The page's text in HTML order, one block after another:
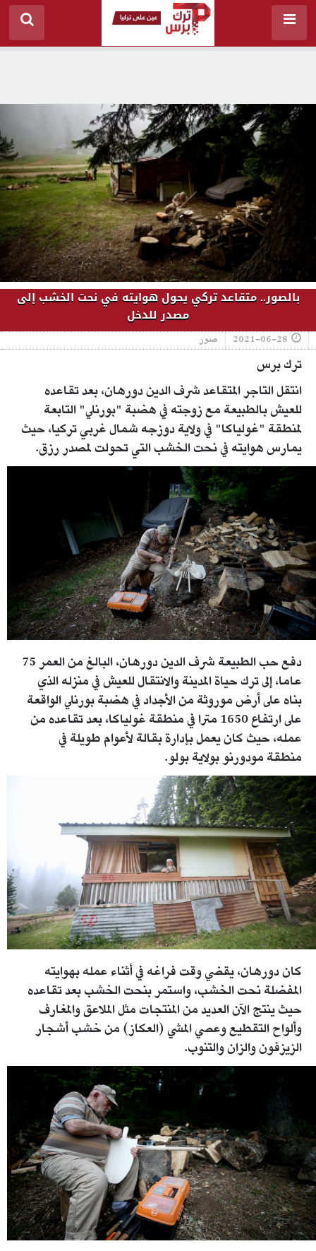
بالصور.. متقاعد تركي يحول هوايته في نحت الخشب إلى
مصدر للدخل
2021-06-28 صور
ترك برس
انتقل التاجر المتقاعد شرف الدين دورهان، بعد تقاعده
للعيش بالطبيعة مع زوجته في هضبة "بورنلي" التابعة
لمنطقة "غولياكا" في ولاية دوزجه شمال غربي تركيا، حيث
يمارس هوايته في نحت الخشب التي تحولت لمصدر رزق.
1606207.jpg
دفع حب الطبيعة شرف الدين دورهان، البالغ من العمر 75
عاما، إلى ترك حياة المدينة والانتقال للعيش في منزله الذي
بناه على أرض موروثة من الأجداد في هضبة بورنلي الواقعة
على ارتفاع 1650 مترا في منطقة غولياكا، بعد تقاعده من
عمله، حيث كان يعمل بإدارة بقالة لأعوام طويلة في
منطقة مودورنو بولاية بولو.
1606208.jpg
كان دورهان، يقضي وقت فراغه في أثناء عمله بهوايته
المفضلة نحت الخشب، واستمر بنحت الخشب بعد تقاعده
حيث ينتج الآن العديد من المنتجات مثل الملاعق والمغارف
وألواح التقطيع وعصي المشي (العكاز) من خشب أشجار
الزيزفون والزان والتنوب.
1606209.jpg